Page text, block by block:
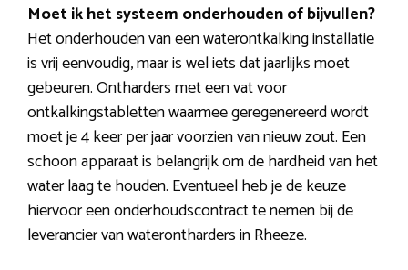
Moet ik het systeem onderhouden of bijvullen?
Het onderhouden van een waterontkalking installatie
is vrij eenvoudig, maar is wel iets dat jaarlijks moet
gebeuren. Ontharders met een vat voor
ontkalkingstabletten waarmee geregenereerd wordt
moet je 4 keer per jaar voorzien van nieuw zout. Een
schoon apparaat is belangrijk om de hardheid van het
water laag te houden. Eventueel heb je de keuze
hiervoor een onderhoudscontract te nemen bij de
leverancier van waterontharders in Rheeze.